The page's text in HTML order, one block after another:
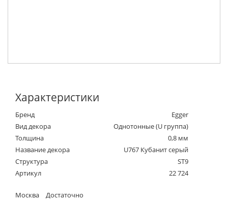
Характеристики
Бренд
Egger
Вид декора
Однотонные (U группа)
Толщина
0,8 мм
Название декора
U767 Кубанит серый
Структура
ST9
Артикул
22 724
Москва Достаточно